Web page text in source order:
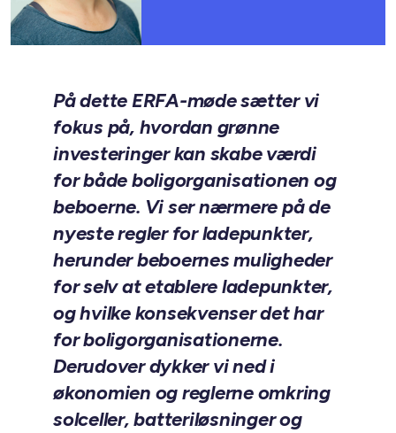
På dette ERFA-møde sætter vi
fokus på, hvordan grønne
investeringer kan skabe værdi
for både boligorganisationen og
beboerne. Vi ser nærmere på de
nyeste regler for ladepunkter,
herunder beboernes muligheder
for selv at etablere ladepunkter,
og hvilke konsekvenser det har
for boligorganisationerne.
Derudover dykker vi ned i
økonomien og reglerne omkring
solceller, batteriløsninger og